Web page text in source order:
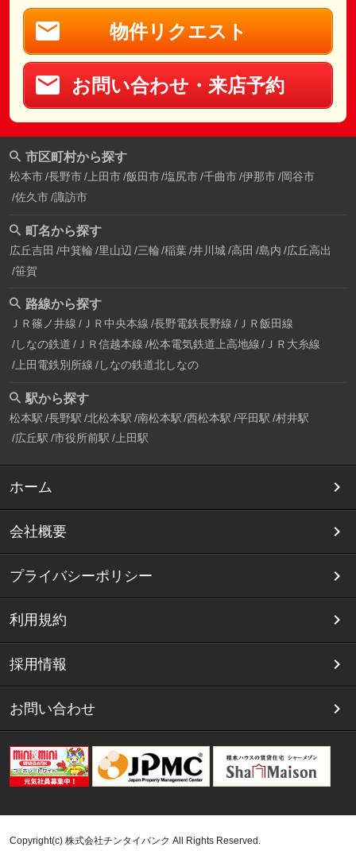
物件リクエスト
お問い合わせ・来店予約
市区町村から探す
松本市 長野市 上田市 飯田市 塩尻市 千曲市 伊那市 岡谷市
佐久市 諏訪市
町名から探す
広丘吉田 中箕輪 里山辺 三輪 稲葉 井川城 高田 島内 広丘高出
笹賀
路線から探す
ＪＲ篠ノ井線 ＪＲ中央本線 長野電鉄長野線 ＪＲ飯田線
しなの鉄道 ＪＲ信越本線 松本電気鉄道上高地線
ＪＲ大糸線
上田電鉄別所線 しなの鉄道北しなの
駅から探す
松本駅 長野駅 北松本駅 南松本駅 西松本駅 平田駅 村井駅
広丘駅 市役所前駅 上田駅
ホーム
会社概要
プライバシーポリシー
利用規約
採用情報
お問い合わせ
Copyright(c) 株式会社チンタイバンク All Rights Reserved.